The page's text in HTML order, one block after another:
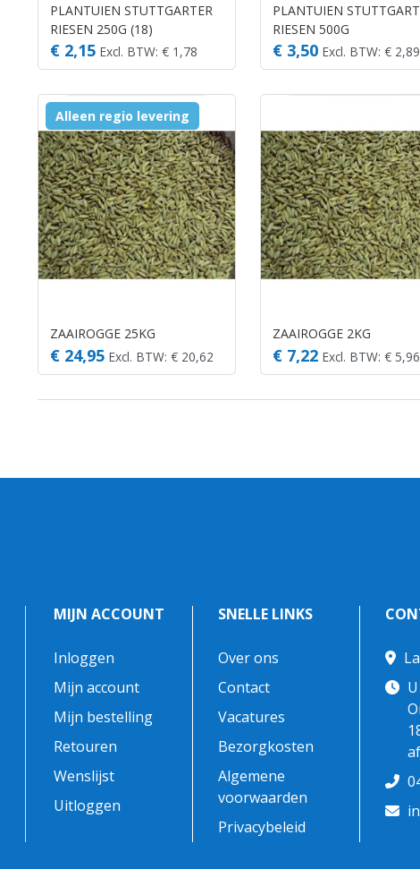
PLANTUIEN STUTTGARTER
RIESEN 250G (18)
€ 2,15 Excl. BTW: € 1,78
PLANTUIEN
RIESEN 500G
€ 3,50 Excl. BTW: € 2,89
Alleen regio levering
ZAAIROGGE 25KG
€ 24,95 Excl. BTW: € 20,62
ZAAIROGGE 2KG
€ 7,22 Excl. BTW: € 5,96
MIJN ACCOUNT
Inloggen
Mijn account
Mijn bestelling
Retouren
Wenslijst
Uitloggen
SNELLE LINKS
Over ons
Contact
Vacatures
Bezorgkosten
Algemene
voorwaarden
Privacybeleid